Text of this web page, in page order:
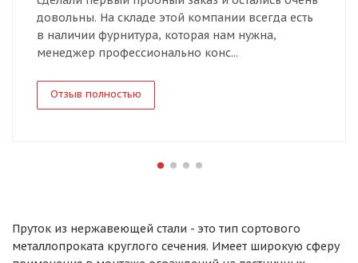
довольны. На складе этой компании всегда есть
в наличии фурнитура, которая нам нужна,
менеджер профессионально конс...
Отзыв полностью
Пруток из нержавеющей стали - это тип сортового
металлопроката круглого сечения. Имеет широкую сферу